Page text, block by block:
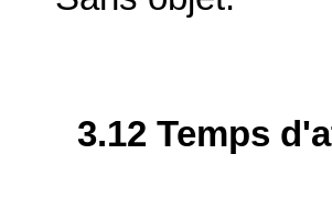
3.12 Temps